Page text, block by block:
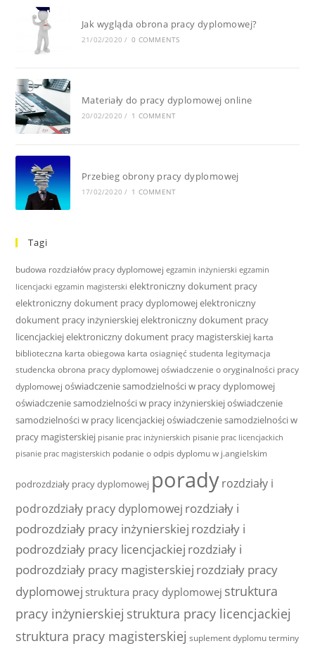
Jak wygląda obrona pracy dyplomowej?
21/02/2020 / 0 COMMENTS
Materiały do pracy dyplomowej online
20/02/2020 / 1 COMMENT
Przebieg obrony pracy dyplomowej
17/02/2020 / 1 COMMENT
Tagi
budowa rozdziałów pracy dyplomowej egzamin inżynierski egzamin
licencjacki egzamin magisterski elektroniczny dokument pracy
elektroniczny dokument pracy dyplomowejelektroniczny
dokument pracy inżynierskiejelektroniczny dokument pracy
licencjackiejelektroniczny dokument pracy magisterskiej karta
biblioteczna karta obiegowa karta osiagnięć studenta legitymacja
studencka obrona pracy dyplomowej oświadczenie o oryginalności pracy
dyplomowej oświadczenie samodzielności w pracy dyplomowej
oświadczenie samodzielności w pracy inżynierskiejoświadczenie
samodzielności w pracy licencjackiejoświadczenie samodzielności w
pracy magisterskiej pisanie prac inżynierskich pisanie prac licencjackich
pisanie prac magisterskich podanie o odpis dyplomu w j.angielskim
podrozdziały pracy dyplomowej poradyrozdziały i
podrozdziały pracy dyplomowej rozdziały i
podrozdziały pracy inżynierskiej rozdziały i
podrozdziały pracy licencjackiej rozdziały i
podrozdziały pracy magisterskiej rozdziały pracy
dyplomowej struktura pracy dyplomowej struktura
pracy inżynierskiej struktura pracy licencjackiej
struktura pracy magisterskiej suplement dyplomu terminy